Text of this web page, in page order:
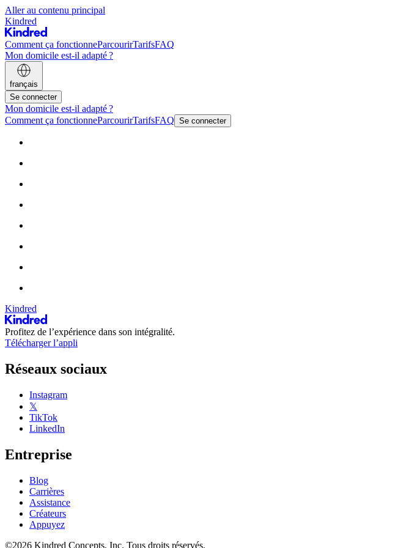
Aller au contenu principal
Kindred
Comment ça fonctionneParcourirTarifsFAQ
Mon domicile est-il adapté ?
français
Se connecter
Mon domicile est-il adapté ?
Comment ça fonctionneParcourirTarifsFAQ Se connecter
Kindred
Profitez de l’expérience dans son intégralité.
Télécharger l’appli
Réseaux sociaux
Instagram
𝕏
TikTok
LinkedIn
Entreprise
Blog
Carrières
Assistance
Créateurs
Appuyez
©2026 Kindred Concepts, Inc. Tous droits réservés.